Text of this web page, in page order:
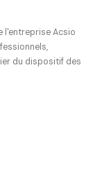
l'entreprise Acsio
du dispositif des